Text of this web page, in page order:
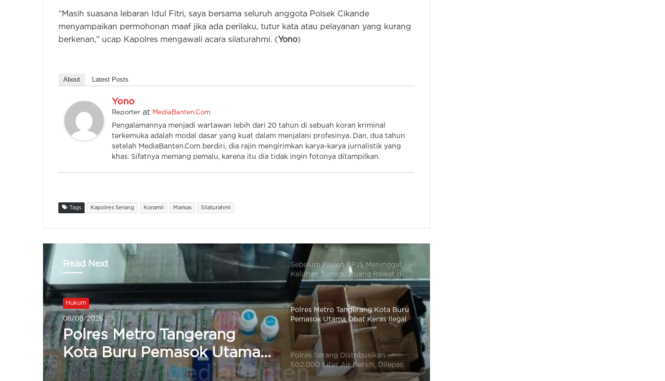
“Masih suasana lebaran Idul Fitri, saya bersama seluruh anggota Polsek Cikande
menyampaikan permohonan maaf jika ada perilaku, tutur kata atau pelayanan yang kurang
berkenan,” ucap Kapolres mengawali acara silaturahmi. ( Yono)
About Latest Posts
Yono
Reporter at MediaBanten.Com
Pengalamannya menjadi wartawan lebih dari 20 tahun di sebuah koran kriminal
terkemuka adalah modal dasar yang kuat dalam menjalani profesinya. Dan, dua tahun
setelah MediaBanten.Com berdiri, dia rajin mengirimkan karya-karya jurnalistik yang
khas. Sifatnya memang pemalu, karena itu dia tidak ingin fotonya ditampilkan.
Tags Kapolres Serang Koramil Markas Silaturahmi
Read Next
Hukum
06/08/2026
Polres Serang Distribusikan
502.000 Liter Air Bersih,
Dilepas Kapolda Banten
Selama Bulan Agustus
Pemkot dan Polres Cilegon Perkuat
Kabidhumas Poda Banten: Warga
Bisa Ajukan Permintaan Air Bersih
Via Call Center Polri 110
Polres Tangsel Diminta Tangani
Keluhan Tunggu Ruang Rawat di
Ini Kata Komisi IX DPR RI
Polres Metro Tangerang Kota Buru
Pemasok Utama Obat Keras Ilegal
di Kosambi
Polres Serang Distribusikan
502.000 Liter Air Bersih, Dilepas
Kapolda Banten
Komisi III DPR RI Apresiasi Polres
Tangsel Gagalkan Peredaran 46
Juta Obat Keras Ilegal